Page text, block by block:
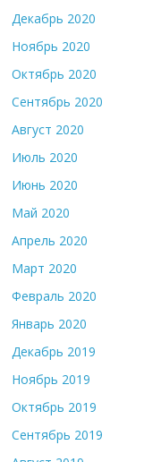
Декабрь 2020
Ноябрь 2020
Октябрь 2020
Сентябрь 2020
Август 2020
Июль 2020
Июнь 2020
Май 2020
Апрель 2020
Март 2020
Февраль 2020
Январь 2020
Декабрь 2019
Ноябрь 2019
Октябрь 2019
Сентябрь 2019